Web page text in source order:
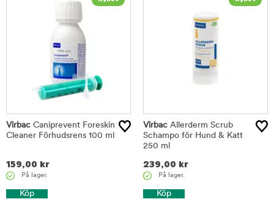
Virbac Caniprevent Foreskin
Cleaner Förhudsrens 100 ml
159,00 kr
På lager.
Köp
Virbac Allerderm Scrub
Schampo för Hund & Katt
250 ml
239,00 kr
På lager.
Köp